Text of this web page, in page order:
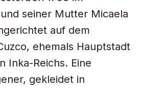
seiner Mutter Micaela
auf dem
ehemals Hauptstadt
Inka-Reichs. Eine
gekleidet in